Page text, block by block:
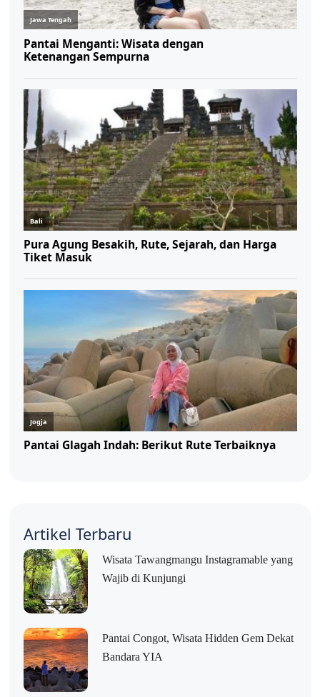
Artikel Terbaru
Wisata Tawangmangu Instagramable yang
Wajib di Kunjungi
Pantai Congot, Wisata Hidden Gem Dekat
Bandara YIA